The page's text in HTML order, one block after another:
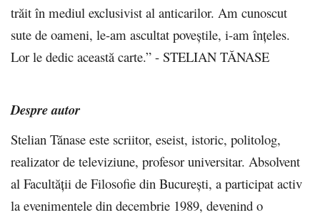
trăit în mediul exclusivist al anticarilor. Am cunoscut
sute de oameni, le-am ascultat poveștile, i-am înțeles.
Lor le dedic această carte.” - STELIAN TĂNASE
Despre autor
Stelian Tănase este scriitor, eseist, istoric, politolog,
realizator de televiziune, profesor universitar. Absolvent
al Facultății de Filosofie din București, a participat activ
la evenimentele din decembrie 1989, devenind o